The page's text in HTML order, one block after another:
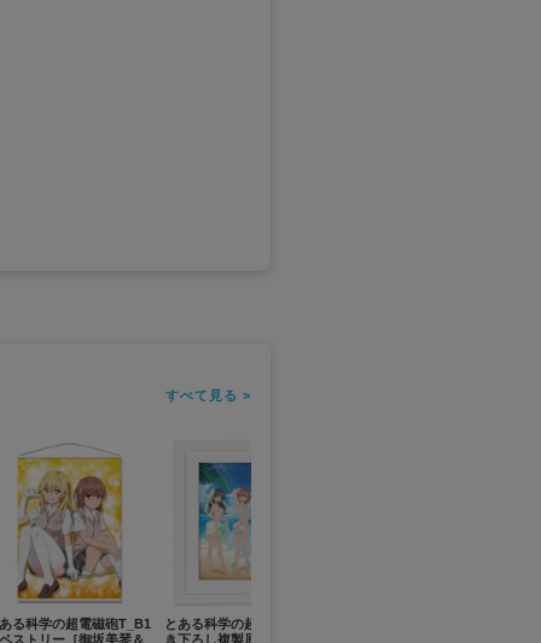
すべて見る >
ある科学の超電磁砲T_B1
ペストリー［御坂美琴＆
とある科学の超電磁砲T_描
き下ろし複製原画（ウエデ